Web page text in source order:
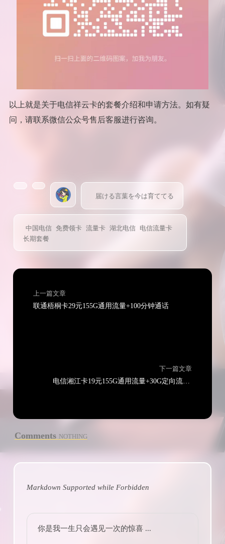
以上就是关于电信祥云卡的套餐介绍和申请方法。如有疑
问，请联系微信公众号售后客服进行咨询。
届ける言葉を今は育ててる
中国电信 免费领卡 流量卡 湖北电信 电信流量卡
长期套餐
上一篇文章
联通梧桐卡29元155G通用流量+100分钟通话
下一篇文章
电信湘江卡19元155G通用流量+30G定向流量+100分钟通话
Comments NOTHING
Markdown Supported while Forbidden
你是我一生只会遇见一次的惊喜 ...